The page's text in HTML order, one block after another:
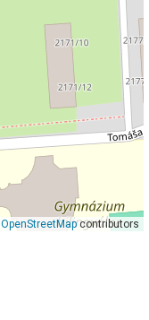
OpenStreetMapcontributors